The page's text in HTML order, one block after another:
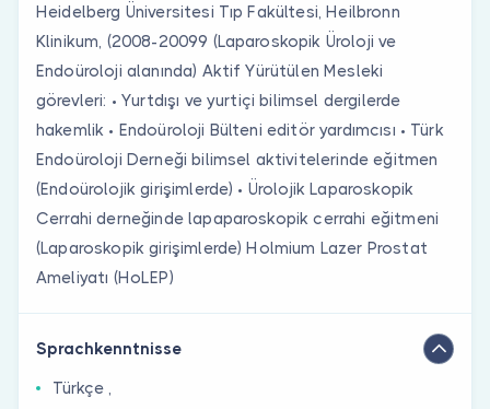
Heidelberg Üniversitesi Tıp Fakültesi, Heilbronn
Klinikum, (2008-20099 (Laparoskopik Üroloji ve
Endoüroloji alanında) Aktif Yürütülen Mesleki
görevleri: • Yurtdışı ve yurtiçi bilimsel dergilerde
hakemlik • Endoüroloji Bülteni editör yardımcısı • Türk
Endoüroloji Derneği bilimsel aktivitelerinde eğitmen
(Endoürolojik girişimlerde) • Ürolojik Laparoskopik
Cerrahi derneğinde lapaparoskopik cerrahi eğitmeni
(Laparoskopik girişimlerde) Holmium Lazer Prostat
Ameliyatı (HoLEP)
Sprachkenntnisse
Türkçe ,